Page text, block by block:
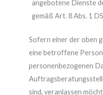
angebotene Dienste
gemäß Art. 8 Abs. 1
Sofern einer der oben
eine betroffene
personenbezogenen
sind, veranlassen